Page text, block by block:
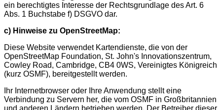
ein berechtigtes Interesse der Rechtsgrundlage des Art. 6
Abs. 1 Buchstabe f) DSGVO dar.
c) Hinweise zu OpenStreetMap:
Diese Website verwendet Kartendienste, die von der
OpenStreetMap Foundation, St. John's Innovationszentrum,
Cowley Road, Cambridge, CB4 0WS, Vereinigtes Königreich
(kurz OSMF), bereitgestellt werden.
Ihr Internetbrowser oder Ihre Anwendung stellt eine
Verbindung zu Servern her, die vom OSMF in Großbritannien
und anderen Ländern betrieben werden. Der Betreiber dieser